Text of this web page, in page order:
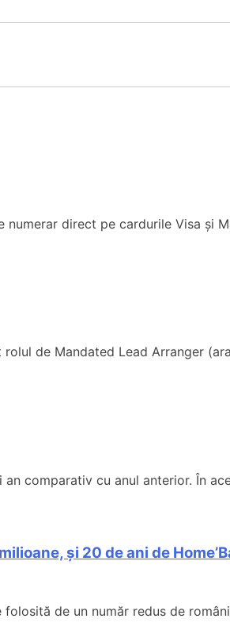
direct pe cardurile Visa și
de Mandated Lead Arranger
comparativ cu anul anterior. În
și 20 de ani de
de un număr redus de